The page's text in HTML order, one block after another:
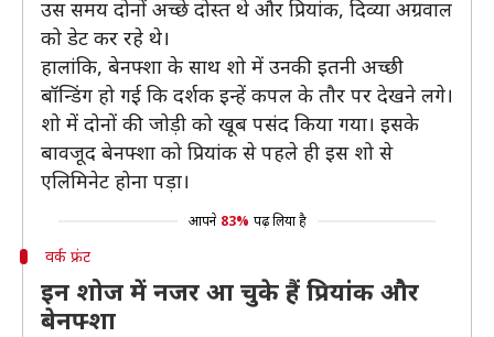
उस समय दोनों अच्छे दोस्त थे और प्रियांक, दिव्या अग्रवाल
को डेट कर रहे थे।
हालांकि, बेनफ्शा के साथ शो में उनकी इतनी अच्छी
बॉन्डिंग हो गई कि दर्शक इन्हें कपल के तौर पर देखने लगे।
शो में दोनों की जोड़ी को खूब पसंद किया गया। इसके
बावजूद बेनफ्शा को प्रियांक से पहले ही इस शो से
एलिमिनेट होना पड़ा।
आपने 83% पढ़ लिया है
वर्क फ्रंट
इन शोज में नजर आ चुके हैं प्रियांक और
बेनफ्शा